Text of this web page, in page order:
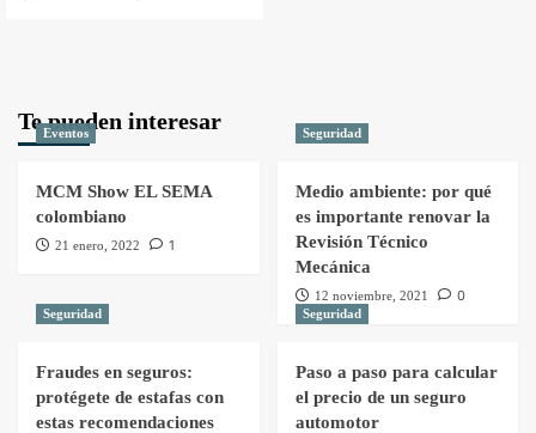
Te pueden interesar
Eventos
MCM Show EL SEMA
colombiano
21 enero, 2022 1
Seguridad
Medio ambiente: por qué
es importante renovar la
Revisión Técnico
Mecánica
12 noviembre, 2021 0
Seguridad
Fraudes en seguros:
protégete de estafas con
estas recomendaciones
Seguridad
Paso a paso para calcular
el precio de un seguro
automotor